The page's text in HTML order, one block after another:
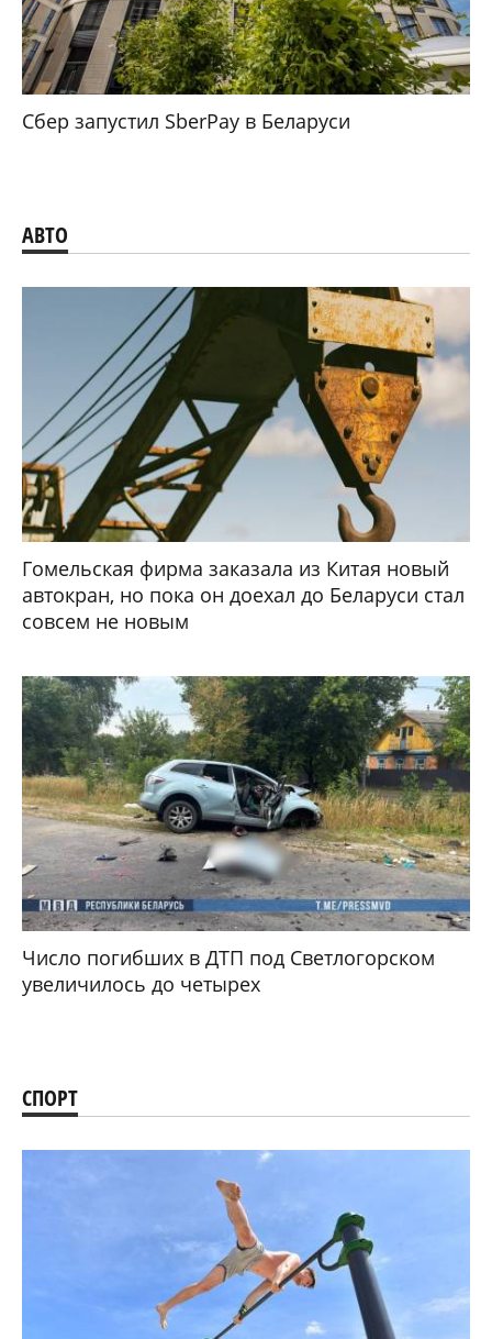
Сбер запустил SberPay в Беларуси
АВТО
Гомельская фирма заказала из Китая новый
автокран, но пока он доехал до Беларуси стал
совсем не новым
Число погибших в ДТП под Светлогорском
увеличилось до четырех
СПОРТ